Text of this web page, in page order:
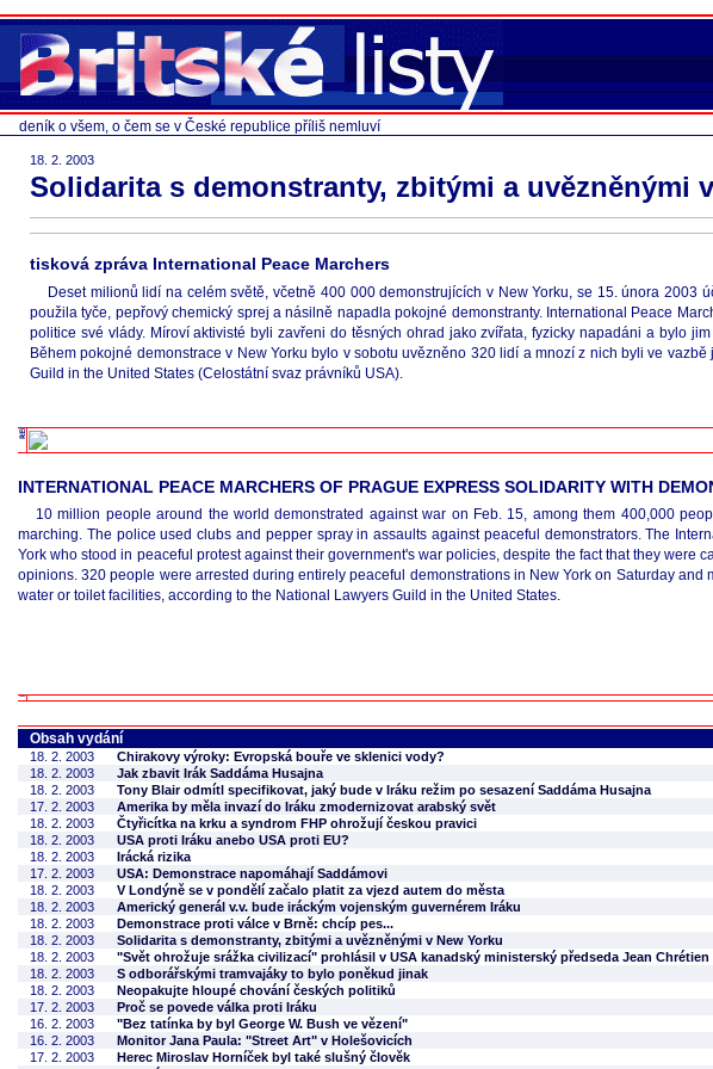
deník o všem, o čem se v České republice příliš nemluví
18. 2. 2003
Solidarita s demonstranty, zbitými a uvězněnými
tisková zpráva International Peace Marchers
Deset milionů lidí na celém světě, včetně 400 000 demonstrujících v New Yorku, se 15. února
použila tyče, pepřový chemický sprej a násilně napadla pokojné demonstranty. International Peace
politice své vlády. Míroví aktivisté byli zavřeni do těsných ohrad jako zvířata, fyzicky napadáni a bylo
Během pokojné demonstrace v New Yorku bylo v sobotu uvězněno 320 lidí a mnozí z nich byli ve
Guild in the United States (Celostátní svaz právníků USA).
INTERNATIONAL PEACE MARCHERS OF PRAGUE EXPRESS SOLIDARITY WITH
10 million people around the world demonstrated against war on Feb. 15, among them 400,000
marching. The police used clubs and pepper spray in assaults against peaceful demonstrators. The
York who stood in peaceful protest against their government's war policies, despite the fact that they
opinions. 320 people were arrested during entirely peaceful demonstrations in New York on Saturday
water or toilet facilities, according to the National Lawyers Guild in the United States.
Obsah vydání
18. 2. 2003 Chirakovy výroky: Evropská bouře ve sklenici vody?
18. 2. 2003
Jak zbavit Irák Saddáma Husajna
18. 2. 2003
Tony Blair odmítl specifikovat, jaký bude v Iráku režim po sesazení Saddáma Husajna
17. 2. 2003
Amerika by měla invazí do Iráku zmodernizovat arabský svět
18. 2. 2003
Čtyřicítka na krku a syndrom FHP ohrožují českou pravici
18. 2. 2003
USA proti Iráku anebo USA proti EU?
18. 2. 2003
Irácká rizika
17. 2. 2003
USA: Demonstrace napomáhají Saddámovi
18. 2. 2003
V Londýně se v pondělí začalo platit za vjezd autem do města
18. 2. 2003
Americký generál v.v. bude iráckým vojenským guvernérem Iráku
18. 2. 2003
Demonstrace proti válce v Brně: chcíp pes...
18. 2. 2003
Solidarita s demonstranty, zbitými a uvězněnými v New Yorku
18. 2. 2003
"Svět ohrožuje srážka civilizací" prohlásil v USA kanadský ministerský předseda Jean Chrétien
18. 2. 2003
S odborářskými tramvajáky to bylo poněkud jinak
18. 2. 2003
Neopakujte hloupé chování českých politiků
17. 2. 2003
Proč se povede válka proti Iráku
16. 2. 2003
"Bez tatínka by byl George W. Bush ve vězení"
16. 2. 2003
Monitor Jana Paula: "Street Art" v Holešovicích
17. 2. 2003
Herec Miroslav Horníček byl také slušný člověk